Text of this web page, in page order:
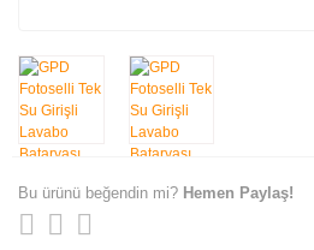
Bu ürünü beğendin mi? Hemen Paylaş!